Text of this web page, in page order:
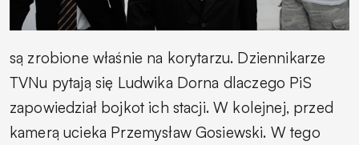
są zrobione właśnie na korytarzu. Dziennikarze
TVNu pytają się Ludwika Dorna dlaczego PiS
zapowiedział bojkot ich stacji. W kolejnej, przed
kamerą ucieka Przemysław Gosiewski. W tego